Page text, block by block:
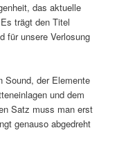
das aktuelle
trägt den Titel
für unsere Verlosung
Sound, der Elemente
und dem
Satz muss man erst
genauso abgedreht